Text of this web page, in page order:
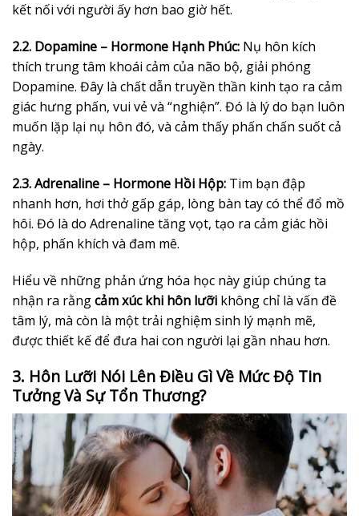
kết nối với người ấy hơn bao giờ hết.
2.2. Dopamine – Hormone Hạnh Phúc: Nụ hôn kích
thích trung tâm khoái cảm của não bộ, giải phóng
Dopamine. Đây là chất dẫn truyền thần kinh tạo ra cảm
giác hưng phấn, vui vẻ và “nghiện”. Đó là lý do bạn luôn
muốn lặp lại nụ hôn đó, và cảm thấy phấn chấn suốt cả
ngày.
2.3. Adrenaline – Hormone Hồi Hộp: Tim bạn đập
nhanh hơn, hơi thở gấp gáp, lòng bàn tay có thể đổ mồ
hôi. Đó là do Adrenaline tăng vọt, tạo ra cảm giác hồi
hộp, phấn khích và đam mê.
Hiểu về những phản ứng hóa học này giúp chúng ta
nhận ra rằngcảm xúc khi hôn lưỡi không chỉ là vấn đề
tâm lý, mà còn là một trải nghiệm sinh lý mạnh mẽ,
được thiết kế để đưa hai con người lại gần nhau hơn.
3. Hôn Lưỡi Nói Lên Điều Gì Về Mức Độ Tin
Tưởng Và Sự Tổn Thương?